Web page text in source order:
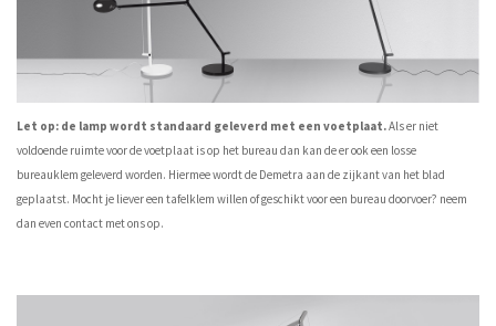
Let op: de lamp wordt standaard geleverd met een voetplaat.Als er niet
voldoende ruimte voor de voetplaat is op het bureau dan kan de er ook een losse
bureauklem geleverd worden. Hiermee wordt de Demetra aan de zijkant van het blad
geplaatst. Mocht je liever een tafelklem willen of geschikt voor een bureau doorvoer? neem
dan even contact met ons op.